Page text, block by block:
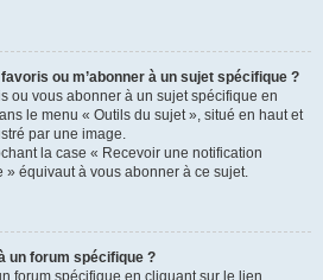
ou m’abonner à un sujet spécifique ?
ou vous abonner à un sujet spécifique en
le menu « Outils du sujet », situé en haut et
par une image.
la case « Recevoir une notification
» équivaut à vous abonner à ce sujet.
un forum spécifique ?
forum spécifique en cliquant sur le lien